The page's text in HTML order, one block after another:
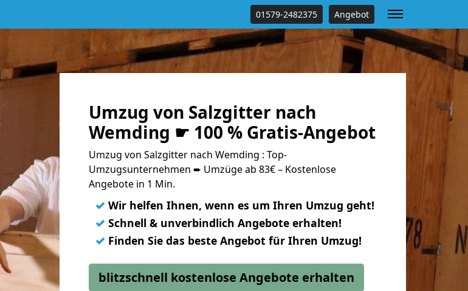
01579-2482375 Angebot
Umzug von Salzgitter nach
Wemding ☛ 100 % Gratis-Angebot
Umzug von Salzgitter nach Wemding : Top-
Umzugsunternehmen ➨ Umzüge ab 83€ – Kostenlose
Angebote in 1 Min.
✓ Wir helfen Ihnen, wenn es um Ihren Umzug geht!
✓ Schnell & unverbindlich Angebote erhalten!
✓ Finden Sie das beste Angebot für Ihren Umzug!
blitzschnell kostenlose Angebote erhalten